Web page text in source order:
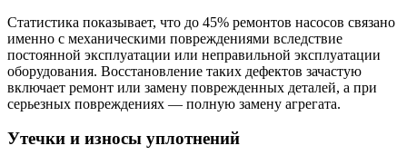
Статистика показывает, что до 45% ремонтов насосов связано
именно с механическими повреждениями вследствие
постоянной эксплуатации или неправильной эксплуатации
оборудования. Восстановление таких дефектов зачастую
включает ремонт или замену поврежденных деталей, а при
серьезных повреждениях — полную замену агрегата.
Утечки и износы уплотнений